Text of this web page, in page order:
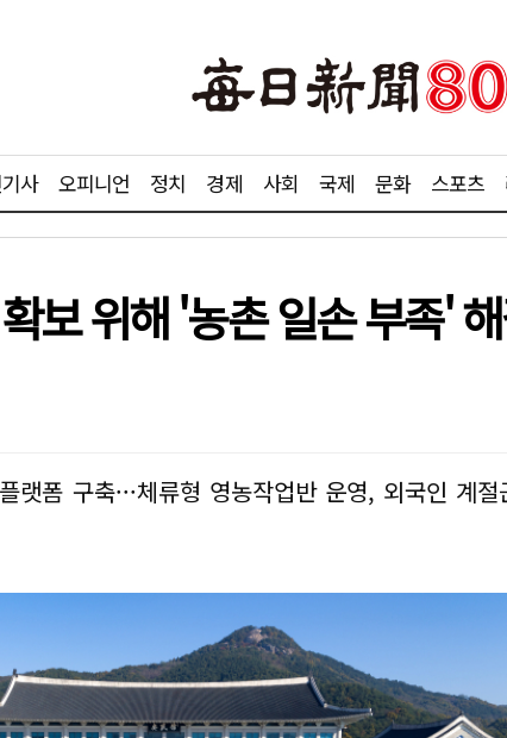
사 오피니언 정치 경제 사회 국제 문화 스포츠
보 위해 '농촌 일손 부족'
랫폼 구축···체류형 영농작업반 운영, 외국인 계절